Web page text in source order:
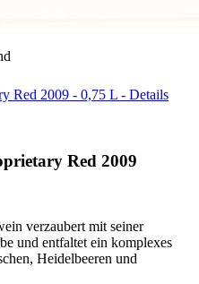
Red 2009 - 0,75 L - Details
Red 2009
verzaubert mit seiner
und entfaltet ein komplexes
Heidelbeeren und